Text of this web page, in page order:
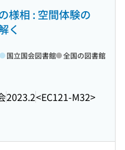
様相 : 空間体験の
く
2023.2<EC121-M32>
国立国会図書館 全国の図書館